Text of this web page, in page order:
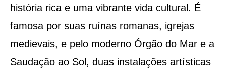
história rica e uma vibrante vida cultural. É
famosa por suas ruínas romanas, igrejas
medievais, e pelo moderno Órgão do Mar e a
Saudação ao Sol, duas instalações artísticas